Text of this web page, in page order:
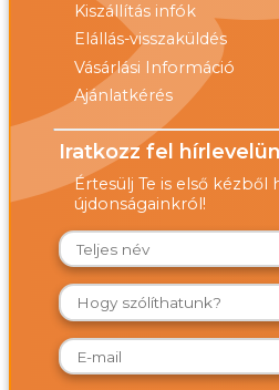
Kiszállítás infók
Elállás-visszaküldés
Vásárlási Információ
Ajánlatkérés
Iratkozz fel
Értesülj Te is első kézből
újdonságainkról!